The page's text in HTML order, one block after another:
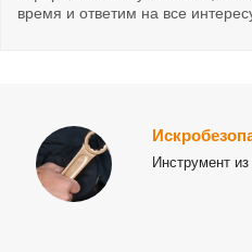
время и ответим на все
Инструмент